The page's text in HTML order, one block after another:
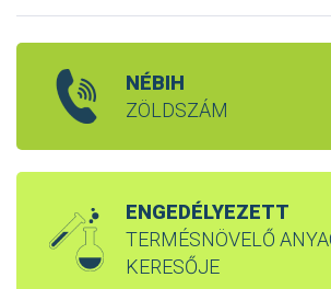
NÉBIH
ZÖLDSZÁM
ENGEDÉLYEZETT
TERMÉSNÖVELŐ
KERESŐJE